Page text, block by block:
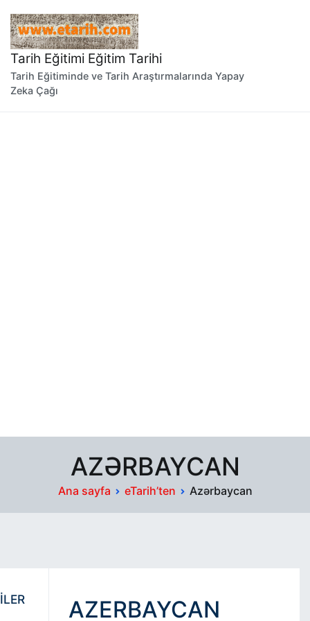
geç
Tarih Eğitimi Eğitim Tarihi
Tarih Eğitiminde ve Tarih Araştırmalarında Yapay
Zeka Çağı
AZƏRBAYCAN
Ana sayfa eTarih’ten Azərbaycan
AZERBAYCAN